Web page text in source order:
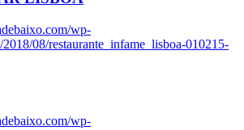
wp-
08/restaurante_infame_lisboa-010215-
wp-